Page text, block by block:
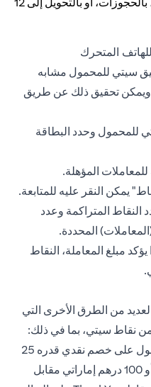
المتحرك
سيتي للمحمول مشابه
ويمكن تحقيق ذلك عن طريق
للمحمول وحدد البطاقة
المؤهلة.
يمكن النقر عليه للمتابعة.
المتراكمة وعدد
المحددة.
مبلغ المعاملة، النقاط
من الطرق الأخرى التي
نقاط سيتي، بما في ذلك:
الخصم النقدي - خيار يتيح لك الحصول على خصم نقدي قدره 25
درهم إماراتي أو 50 درهم إماراتي أو 100 درهم إماراتي مقابل